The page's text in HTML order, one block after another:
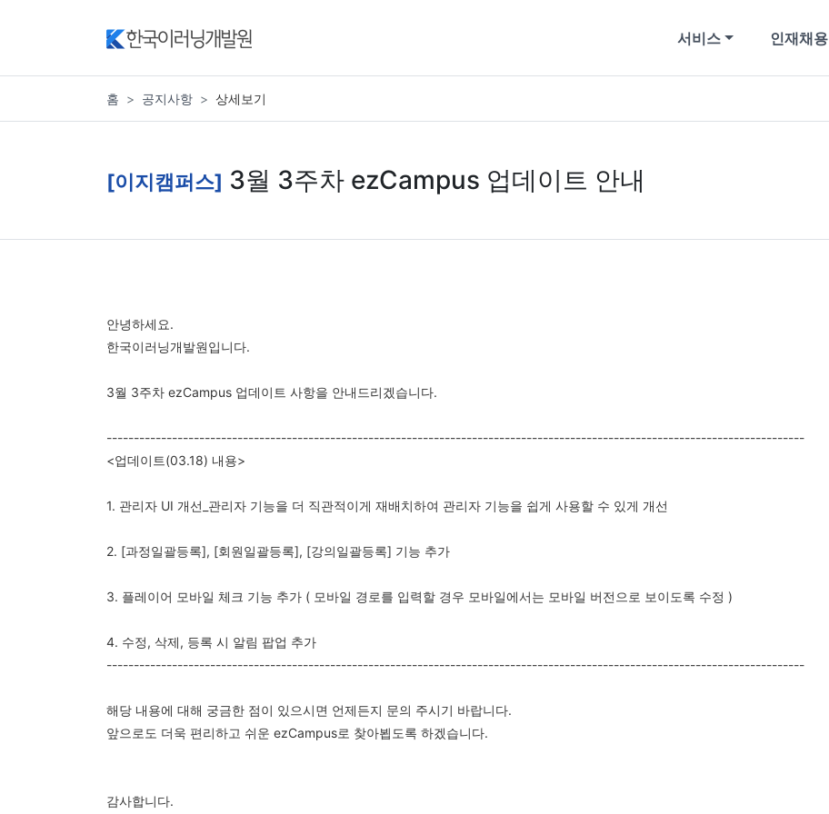
서비스 인재채용
홈 공지사항 상세보기
[이지캠퍼스] 3월 3주차 ezCampus 업데이트 안내
안녕하세요.
한국이러닝개발원입니다.
3월 3주차 ezCampus 업데이트 사항을 안내드리겠습니다.
--------------------------------------------------------------------------------------------------------------------------------
<업데이트(03.18) 내용>
1. 관리자 UI 개선_관리자 기능을 더 직관적이게 재배치하여 관리자 기능을 쉽게 사용할 수 있게 개선
2. [과정일괄등록], [회원일괄등록], [강의일괄등록] 기능 추가
3. 플레이어 모바일 체크 기능 추가 ( 모바일 경로를 입력할 경우 모바일에서는 모바일 버전으로 보이도록 수정 )
4. 수정, 삭제, 등록 시 알림 팝업 추가
--------------------------------------------------------------------------------------------------------------------------------
해당 내용에 대해 궁금한 점이 있으시면 언제든지 문의 주시기 바랍니다.
앞으로도 더욱 편리하고 쉬운 ezCampus로 찾아뵙도록 하겠습니다.
감사합니다.